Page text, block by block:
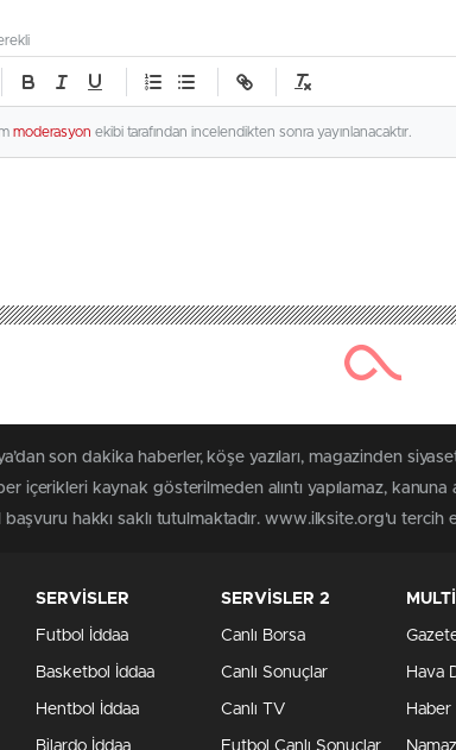
moderasyon ekibi tarafından incelendikten sonra yayınlanacaktır.
son dakika haberler, köşe yazıları, magazinden
içerikleri kaynak gösterilmeden alıntı yapılamaz, kanuna
başvuru hakkı saklı tutulmaktadır. www.ilksite.org'u tercih
SERVİSLER
Futbol İddaa
Basketbol İddaa
Hentbol İddaa
Bilardo İddaa
SERVİSLER 2
Canlı Borsa
Canlı Sonuçlar
Canlı TV
Futbol Canlı Sonuçlar
Hava